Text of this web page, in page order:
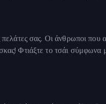
σας. Οι άνθρωποι που
Φτιάξτε το τσάι σύμφωνα